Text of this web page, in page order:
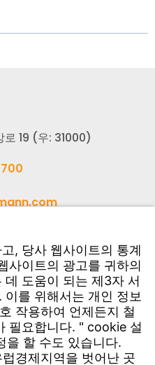
로 19 (우: 31000)